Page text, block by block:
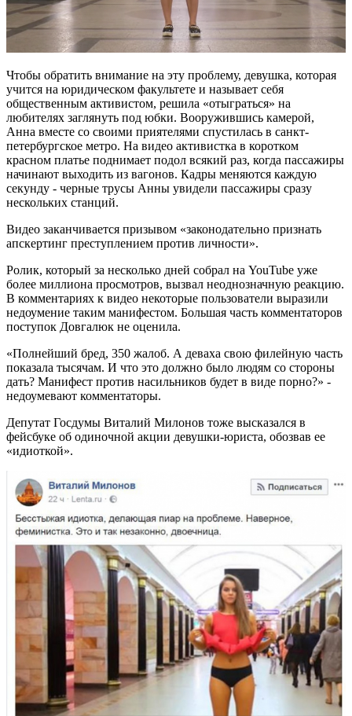
Чтобы обратить внимание на эту проблему, девушка, которая
учится на юридическом факультете и называет себя
общественным активистом, решила «отыграться» на
любителях заглянуть под юбки. Вооружившись камерой,
Анна вместе со своими приятелями спустилась в санкт-
петербургское метро. На видео активистка в коротком
красном платье поднимает подол всякий раз, когда пассажиры
начинают выходить из вагонов. Кадры меняются каждую
секунду - черные трусы Анны увидели пассажиры сразу
нескольких станций.
Видео заканчивается призывом «законодательно признать
апскертинг преступлением против личности».
Ролик, который за несколько дней собрал на YouTube уже
более миллиона просмотров, вызвал неоднозначную реакцию.
В комментариях к видео некоторые пользователи выразили
недоумение таким манифестом. Большая часть комментаторов
поступок Довгалюк не оценила.
«Полнейший бред, 350 жалоб. А деваха свою филейную часть
показала тысячам. И что это должно было людям со стороны
дать? Манифест против насильников будет в виде порно?» -
недоумевают комментаторы.
Депутат Госдумы Виталий Милонов тоже высказался в
фейсбуке об одиночной акции девушки-юриста, обозвав ее
«идиоткой».